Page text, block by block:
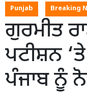
Punjab Breaking
ਗੁਰਮੀਤ
ਪਟੀਸ਼ਨ
ਪੰਜਾਬ ਨੂੰ